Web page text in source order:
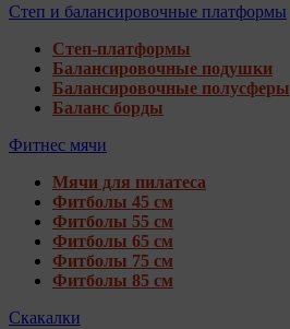
Степ и балансировочные платформы
Степ-платформы
Балансировочные подушки
Балансировочные полусферы
Баланс борды
Фитнес мячи
Мячи для пилатеса
Фитболы 45 см
Фитболы 55 см
Фитболы 65 см
Фитболы 75 см
Фитболы 85 см
Скакалки